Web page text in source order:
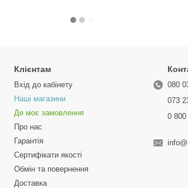
Клієнтам
Вхід до кабінету
Наші магазини
Де моє замовлення
Про нас
Гарантія
Сертифікати якості
Обмін та повернення
Доставка
080
073
0